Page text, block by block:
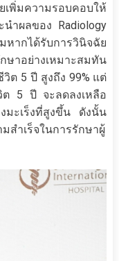
เพิ่มความรอบคอบให้
ำผลของ Radiology
หากได้รับการวินิจฉัย
าอย่างเหมาะสมทัน
ต 5 ปี สูงถึง 99% แต่
ต 5 ปี จะลดลงเหลือ
มะเร็งที่สูงขึ้น ดังนั้น
สำเร็จในการรักษาผู้